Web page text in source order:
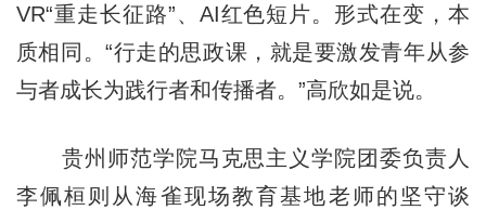
VR“重走长征路”、AI红色短片。形式在变，本
质相同。“行走的思政课，就是要激发青年从参
与者成长为践行者和传播者。”高欣如是说。
贵州师范学院马克思主义学院团委负责人
李佩桓则从海雀现场教育基地老师的坚守谈